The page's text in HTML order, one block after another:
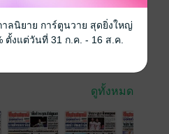
16 หน้า
ดูทั้งหมด
าลนิยาย การ์ตูนวาย สุดยิ่งใหญ่
ตั้งแต่วันที่ 31 ก.ค. - 16 ส.ค.